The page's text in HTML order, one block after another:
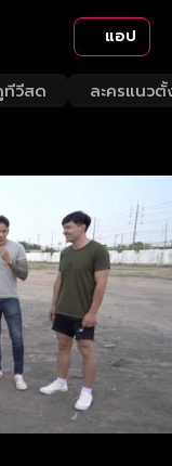
แอป
วีสด ละครแนวตั้